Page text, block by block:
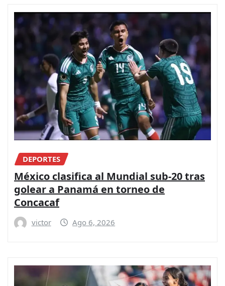
DEPORTES
México clasifica al Mundial sub-20 tras
golear a Panamá en torneo de
Concacaf
victor Ago 6, 2026